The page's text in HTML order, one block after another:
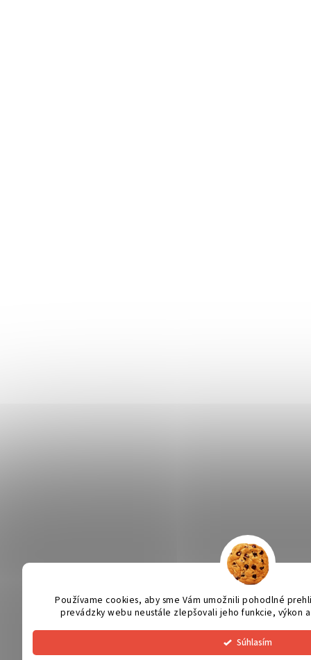
Používame cookies, aby sme Vám umožnili pohodlné
prevádzky webu neustále zlepšovali jeho funkcie, výkon
Súhlasím